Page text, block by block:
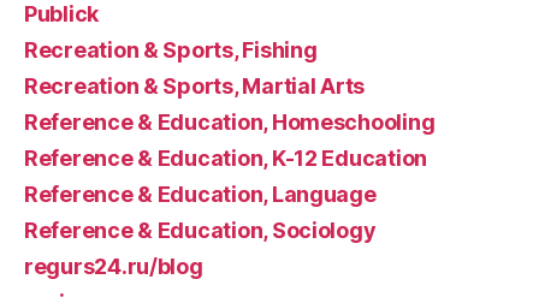
Publick
Recreation & Sports, Fishing
Recreation & Sports, Martial Arts
Reference & Education, Homeschooling
Reference & Education, K-12 Education
Reference & Education, Language
Reference & Education, Sociology
regurs24.ru/blog